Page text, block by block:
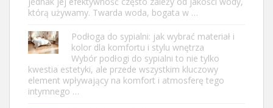
którą używamy. Twarda woda, bogata w …
Podłoga do sypialni: jak wybrać materiał i
kolor dla komfortu i stylu wnętrza
Wybór podłogi do sypialni to nie tylko
kwestia estetyki, ale przede wszystkim kluczowy
element wpływający na komfort i atmosferę tego
intymnego …